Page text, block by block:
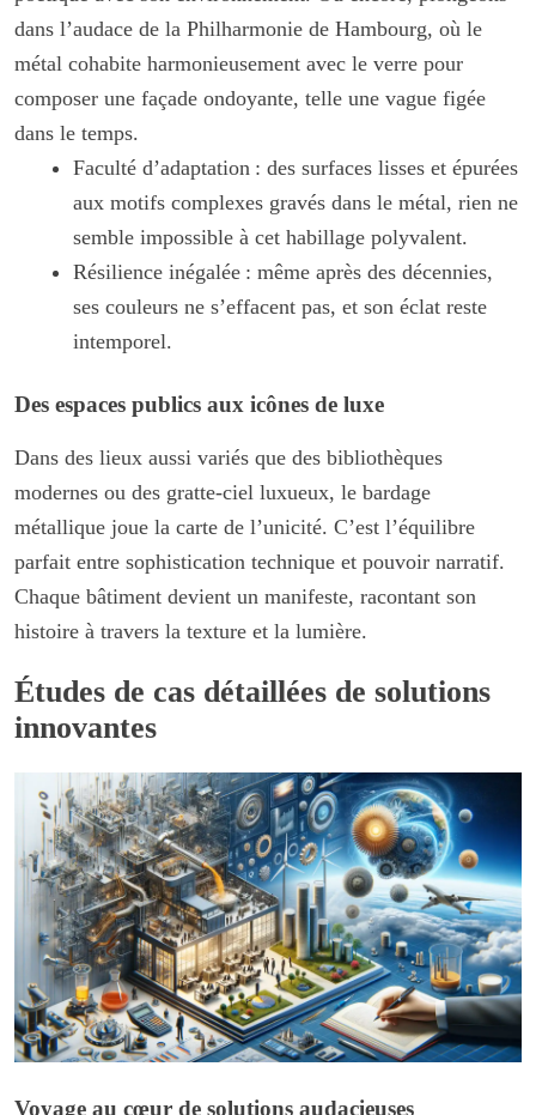
dans l’audace de la Philharmonie de Hambourg, où le
métal cohabite harmonieusement avec le verre pour
composer une façade ondoyante, telle une vague figée
dans le temps.
Faculté d’adaptation : des surfaces lisses et épurées
aux motifs complexes gravés dans le métal, rien ne
semble impossible à cet habillage polyvalent.
Résilience inégalée : même après des décennies,
ses couleurs ne s’effacent pas, et son éclat reste
intemporel.
Des espaces publics aux icônes de luxe
Dans des lieux aussi variés que des bibliothèques
modernes ou des gratte-ciel luxueux, le bardage
métallique joue la carte de l’unicité. C’est l’équilibre
parfait entre sophistication technique et pouvoir narratif.
Chaque bâtiment devient un manifeste, racontant son
histoire à travers la texture et la lumière.
Études de cas détaillées de solutions
innovantes
Voyage au cœur de solutions audacieuses